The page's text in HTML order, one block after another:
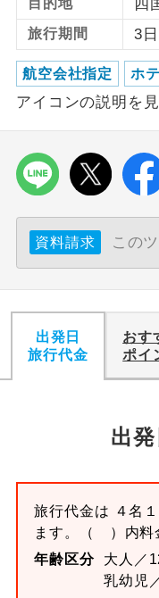
四
旅行期間 3
航空会社指定 ホ
アイコンの説明を
資料請求 この
出発日
旅行代金
おす
ポイ
出
旅行代金は ４名
ます。
（ ）内料
年齢区分
大人／
乳幼児
ホテル指定
おひとり様バ
ス2席利用